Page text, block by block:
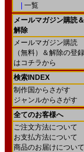
一覧
メールマガジン購読＆
解除
メールマガジン購読
（無料）＆解除の登録
はコチラから
検索INDEX
制作国からさがす
ジャンルからさがす
全てのお客様へ
ご注文方法について
お支払方法について
商品のお届けについて